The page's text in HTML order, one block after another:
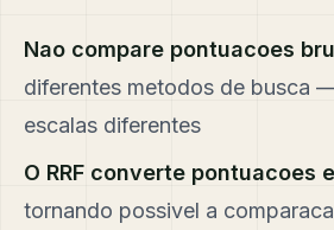
Nao compare pontuacoes
diferentes metodos de busca
escalas diferentes
O RRF converte pontuacoes
tornando possivel a